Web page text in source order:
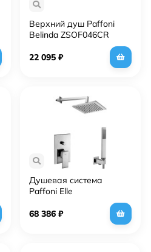
Верхний душ Paffoni
Belinda ZSOF046CR
22 095 ₽
Душевая система
Paffoni Elle
KITEL015CR/MKING Хром
68 386 ₽